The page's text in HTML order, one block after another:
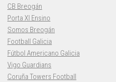
CB Breogán
Porta XI Ensino
Somos Breogán
Football Galicia
Fútbol Americano Galicia
Vigo Guardians
Coruña Towers Football